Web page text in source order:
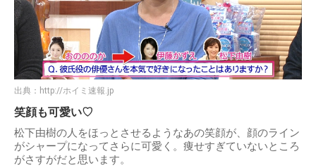
出典： http://ホイミ速報.jp
笑顔も可愛い♡
松下由樹の人をほっとさせるようなあの笑顔が、顔のライン
がシャープになってさらに可愛く。痩せすぎていないところ
がさすがだと思います。